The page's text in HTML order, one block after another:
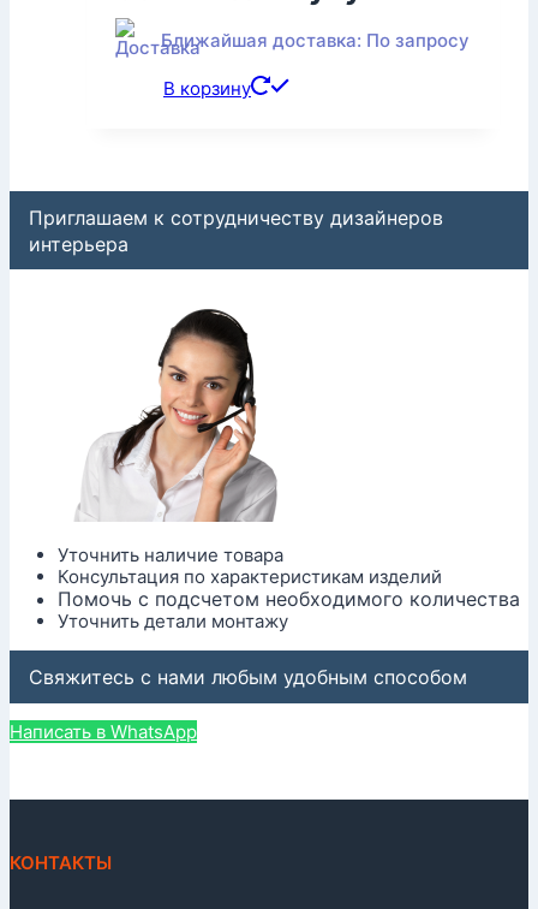
Ближайшая доставка: По запросу
В корзину
Приглашаем к сотрудничеству дизайнеров
интерьера
Уточнить наличие товара
Консультация по характеристикам изделий
Помочь с подсчетом необходимого количества
Уточнить детали монтажу
Свяжитесь с нами любым удобным способом
Написать в WhatsApp
КОНТАКТЫ